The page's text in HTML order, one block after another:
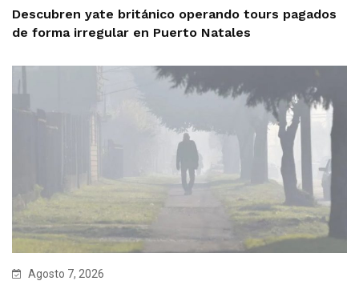
Descubren yate británico operando tours pagados
de forma irregular en Puerto Natales
Agosto 7, 2026